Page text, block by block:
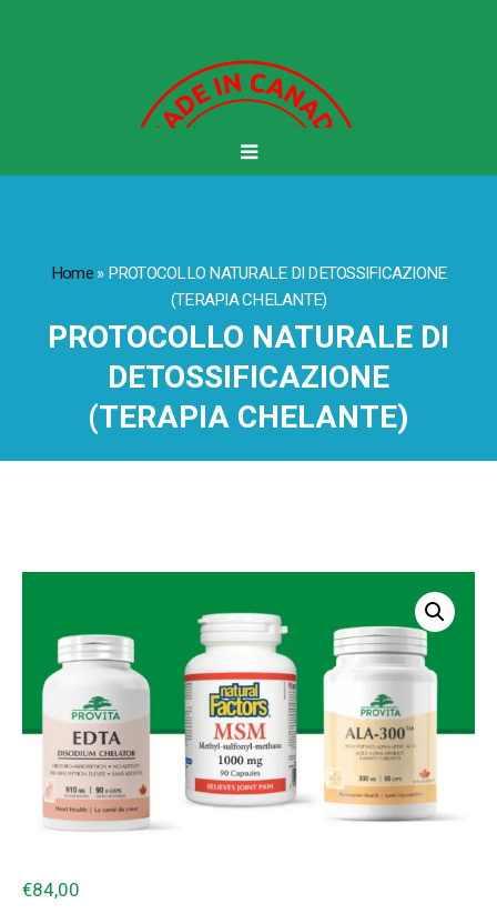
Home»PROTOCOLLO NATURALE DI DETOSSIFICAZIONE
(TERAPIA CHELANTE)
PROTOCOLLO NATURALE DI
DETOSSIFICAZIONE
(TERAPIA CHELANTE)
€84,00